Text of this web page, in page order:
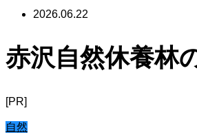
2026.06.22
赤沢自然休養林
[PR]
自然